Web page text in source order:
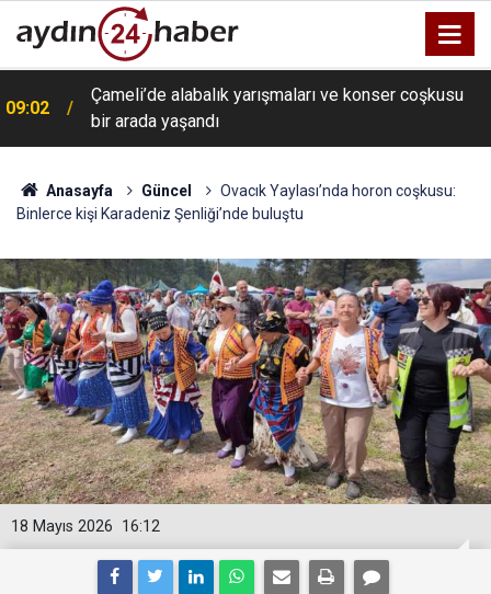
09:02
Çameli’de alabalık yarışmaları ve konser coşkusu
bir arada yaşandı
Anasayfa Güncel
Ovacık Yaylası’nda horon coşkusu:
Binlerce kişi Karadeniz Şenliği’nde buluştu
16:12
18 Mayıs 2026